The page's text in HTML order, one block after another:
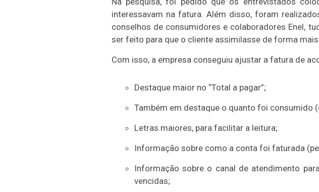
interessavam na fatura. Além disso, foram
conselhos de consumidores e colaboradores Enel,
ser feito para que o cliente assimilasse de forma
Com isso, a empresa conseguiu ajustar a fatura de
Destaque maior no “Total a pagar”;
Também em destaque o quanto foi consumido
Letras maiores, para facilitar a leitura;
Informação sobre como a conta foi faturada
Informação sobre o canal de atendimento
vencidas;